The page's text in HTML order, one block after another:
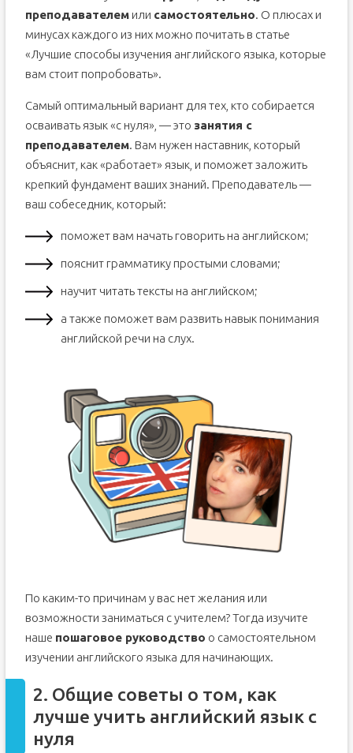
преподавателемили самостоятельно. О плюсах и
минусах каждого из них можно почитать в статье
«Лучшие способы изучения английского языка, которые
вам стоит попробовать».
Самый оптимальный вариант для тех, кто собирается
осваивать язык «с нуля», — это занятия с
преподавателем. Вам нужен наставник, который
объяснит, как «работает» язык, и поможет заложить
крепкий фундамент ваших знаний. Преподаватель —
ваш собеседник, который:
поможет вам начать говорить на английском;
пояснит грамматику простыми словами;
научит читать тексты на английском;
а также поможет вам развить навык понимания
английской речи на слух.
По каким-то причинам у вас нет желания или
возможности заниматься с учителем? Тогда изучите
наше пошаговое руководство о самостоятельном
изучении английского языка для начинающих.
2. Общие советы о том, как
лучше учить английский язык с
нуля